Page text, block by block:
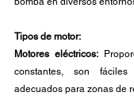
Tipos de motor:
Motores eléctricos:
constantes, son
adecuados para zonas de